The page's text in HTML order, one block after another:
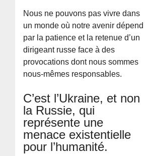
Nous ne pouvons pas vivre dans
un monde où notre avenir dépend
par la patience et la retenue d’un
dirigeant russe face à des
provocations dont nous sommes
nous-mêmes responsables.
C’est l’Ukraine, et non
la Russie, qui
représente une
menace existentielle
pour l’humanité.